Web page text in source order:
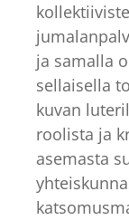
ja samalla
sellaisella
kuvan
roolista ja
asemasta